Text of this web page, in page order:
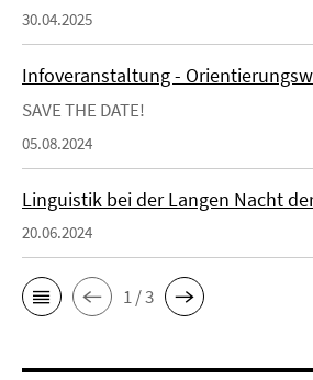
30.04.2025
Infoveranstaltung -
SAVE THE DATE!
05.08.2024
Linguistik bei der Langen Nacht
20.06.2024
1 / 3